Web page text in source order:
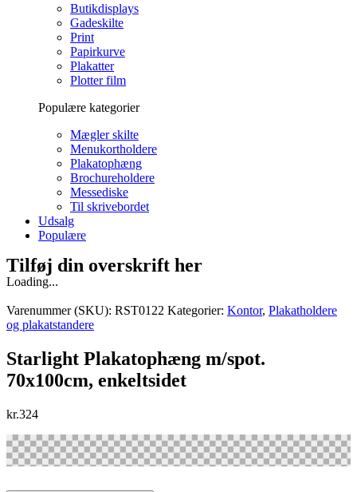
Butikdisplays
Gadeskilte
Print
Papirkurve
Plakatter
Plotter film
Populære kategorier
Mægler skilte
Menukortholdere
Plakatophæng
Brochureholdere
Messediske
Til skrivebordet
Udsalg
Populære
Tilføj din overskrift her
Loading...
Varenummer (SKU): RST0122 Kategorier: Kontor, Plakatholdere
og plakatstandere
Starlight Plakatophæng m/spot.
70x100cm, enkeltsidet
kr.324